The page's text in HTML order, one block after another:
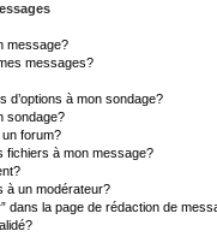
message?
messages?
d’options à mon sondage?
sondage?
forum?
fichiers à mon message?
à un modérateur?
dans la page de rédaction de